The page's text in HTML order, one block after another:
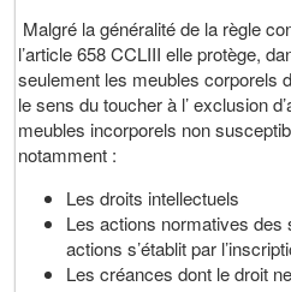
Malgré la généralité de la règle
l’article 658 CCLIII elle protège,
seulement les meubles corporels
le sens du toucher à l’ exclusion
meubles incorporels non
notamment :
Les droits intellectuels
Les actions normatives des
actions s’établit par
Les créances dont le droit